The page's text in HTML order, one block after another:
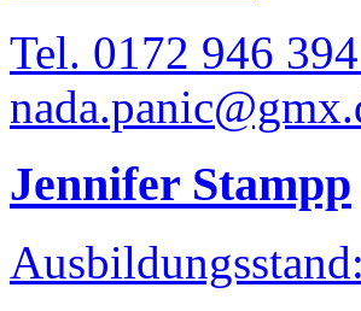
Tel. 0172 946
Jennifer Stampp